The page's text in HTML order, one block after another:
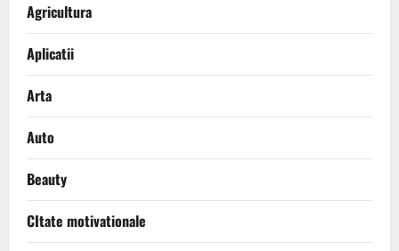
Agricultura
Aplicatii
Arta
Auto
Beauty
CItate motivationale